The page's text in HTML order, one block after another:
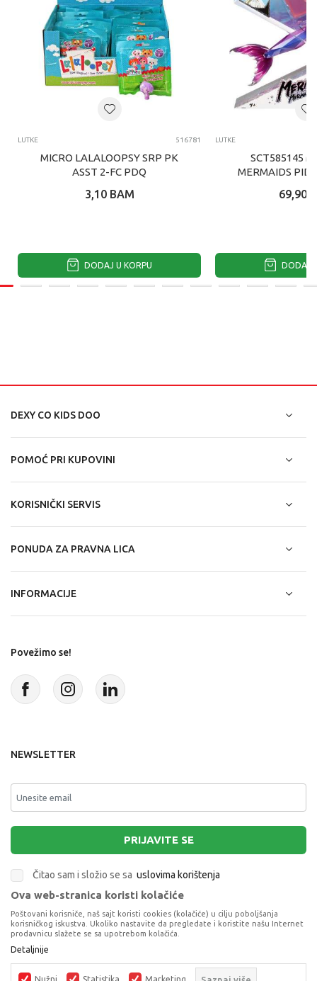
LUTKE 516781
MICRO LALALOOPSY SRP PK
ASST 2-FC PDQ
3,10 BAM
DODAJ U KORPU
LUTKE
SCT585145
MERMAIDS
69,90
DODAJ
DEXY CO KIDS DOO
POMOĆ PRI KUPOVINI
KORISNIČKI SERVIS
PONUDA ZA PRAVNA LICA
INFORMACIJE
Povežimo se!
NEWSLETTER
PRIJAVITE SE
Čitao sam i složio se sa uslovima korištenja
Terms of Service
apply.
Ova web-stranica koristi kolačiće
Poštovani korisniče, naš sajt koristi cookies (kolačiće) u cilju poboljšanja
korisničkog iskustva. Ukoliko nastavite da pregledate i koristite našu Internet
prodavnicu slažete se sa upotrebom kolačića.
Detaljnije